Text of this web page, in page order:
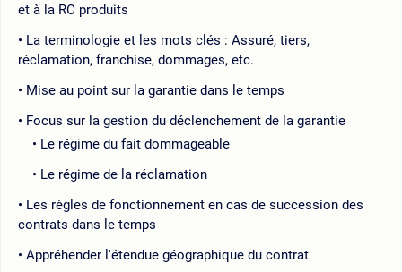
et à la RC produits
La terminologie et les mots clés : Assuré, tiers,
réclamation, franchise, dommages, etc.
Mise au point sur la garantie dans le temps
Focus sur la gestion du déclenchement de la garantie
Le régime du fait dommageable
Le régime de la réclamation
Les règles de fonctionnement en cas de succession des
contrats dans le temps
Appréhender l'étendue géographique du contrat